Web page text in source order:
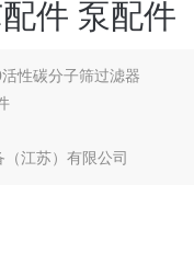
件 泵配件
性碳分子筛过滤器
江苏）有限公司
活性碳分子筛过滤器